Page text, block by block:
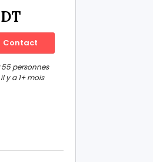
Contact
55 personnes
y a 1+ mois